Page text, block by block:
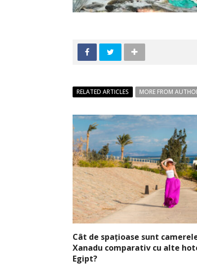
RELATED ARTICLES MORE FROM
Cât de spațioase sunt
Xanadu comparativ cu alte
Egipt?